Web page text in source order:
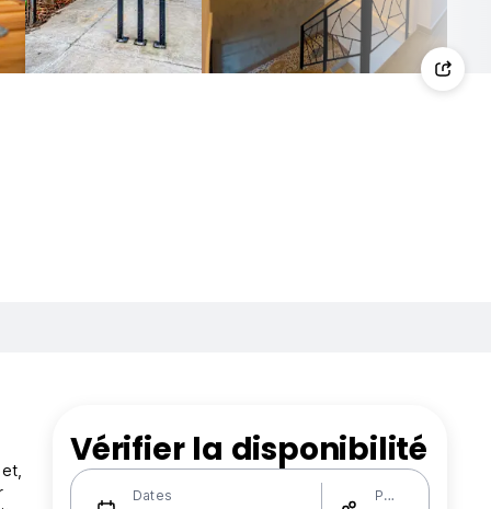
Vérifier la disponibilité
Dates Personnes